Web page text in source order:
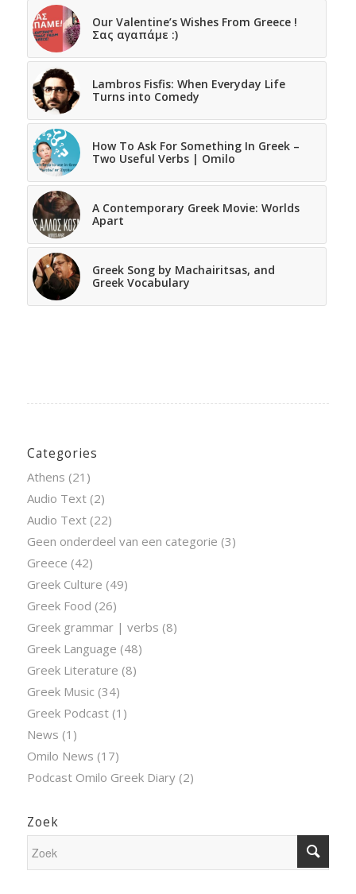
Our Valentine’s Wishes From Greece !
Σας αγαπάμε :)
Lambros Fisfis: When Everyday Life
Turns into Comedy
How To Ask For Something In Greek –
Two Useful Verbs | Omilo
A Contemporary Greek Movie: Worlds
Apart
Greek Song by Machairitsas, and
Greek Vocabulary
Categories
Athens (21)
Audio Text(2)
Audio Text(22)
Geen onderdeel van een categorie (3)
Greece (42)
Greek Culture (49)
Greek Food (26)
Greek grammar | verbs (8)
Greek Language (48)
Greek Literature (8)
Greek Music (34)
Greek Podcast(1)
News (1)
Omilo News (17)
Podcast Omilo Greek Diary(2)
Zoek